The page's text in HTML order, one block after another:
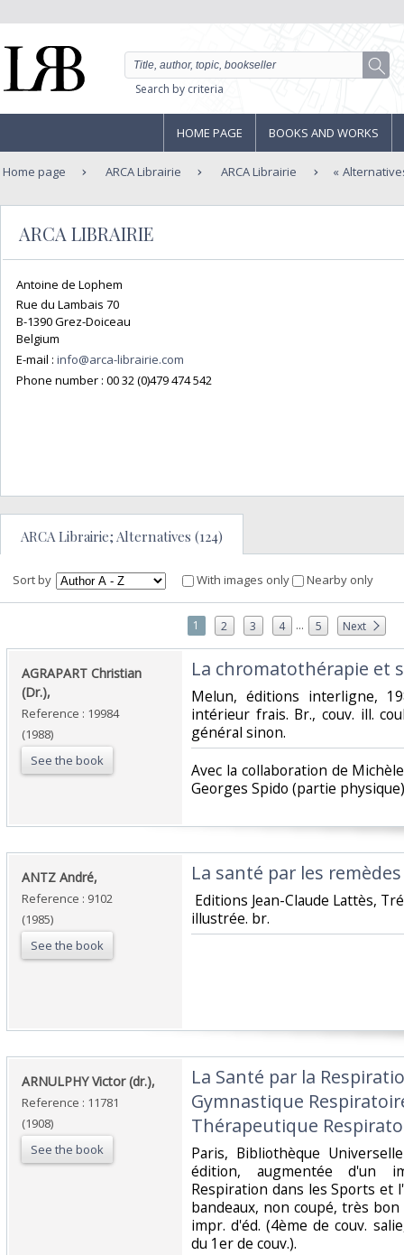
Search by criteria
HOME PAGE BOOKS AND WORKS
Home page ARCA Librairie ARCA Librairie
ARCA LIBRAIRIE
Antoine de Lophem
Rue du Lambais 70
B-1390 Grez-Doiceau
Belgium
E-mail : info@arca-librairie.com
Phone number : 00 32 (0)479 474 542
ARCA Librairie; Alternatives (124)
Sort by With images only Nearby only
1 2 3 4 ... 5 Next
‎AGRAPART Christian
(Dr.),‎
Reference : 19984
(1988)
See the book
‎La chromatothérapie et
‎Melun, éditions interligne,
intérieur frais. Br., couv. ill.
général sinon.‎
‎Avec la collaboration de
Georges Spido (partie
‎ANTZ André,‎
Reference : 9102
(1985)
See the book
‎La santé par les
Editions Jean-Claude Lattès,
illustrée. br.‎
‎ARNULPHY Victor (dr.),‎
Reference : 11781
(1908)
See the book
‎La Santé par la
Gymnastique
Thérapeutique
‎Paris, Bibliothèque
édition, augmentée d'un
Respiration dans les Sports et
bandeaux, non coupé, très
impr. d'éd. (4ème de couv.
du 1er de couv.).‎